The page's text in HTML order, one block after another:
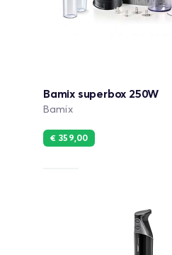
Bamix superbox 250W
Bamix
€ 359,00